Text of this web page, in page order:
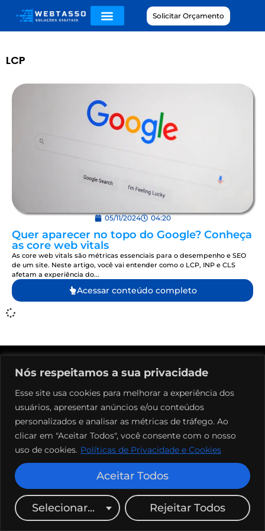
Nós respeitamos a sua privacidade
Esse site usa cookies para melhorar a experiência dos
usuários, apresentar anúncios e/ou conteúdos
personalizados e analisar as métricas de tráfego. Ao
clicar em "Aceitar Todos", você consente com o nosso
uso de cookies. Políticas de Privacidade e Cookies
Selecionar... Rejeitar Todos
Aceitar Todos
Solicitar Orçamento
LCP
05/11/2024 04:20
Quer aparecer no topo do Google? Conheça
as core web vitals
As core web vitals são métricas essenciais para o desempenho e SEO
de um site. Neste artigo, você vai entender como o LCP, INP e CLS
afetam a experiência do...
Acessar conteúdo completo
Alavanque seus resultados. Venda mais com um site moderno e
responsivo. Solicite um orçamento.
contato@webtasso.com.br
© Copyright 2024 Todos os direitos reservados.
WebTasso - CNPJ 54.345.620/0001-91